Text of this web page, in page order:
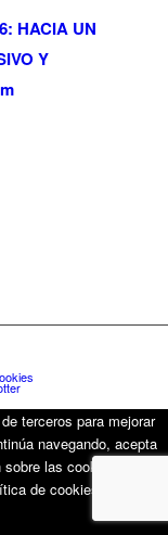
HACIA UN
Y
terceros para mejorar
navegando, acepta
las cookies que
de cookies.